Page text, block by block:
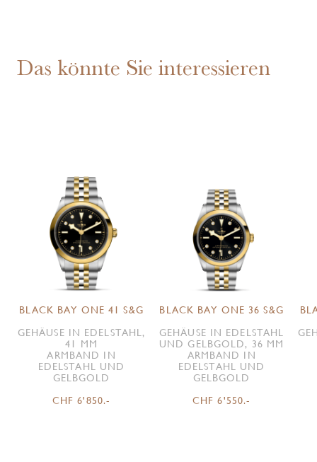
Das könnte Sie interessieren
BLACK BAY ONE 41 S&G
GEHÄUSE IN EDELSTAHL,
41 MM
ARMBAND IN
EDELSTAHL UND
GELBGOLD
CHF 6'850.-
BLACK BAY ONE 36 S&G
GEHÄUSE IN EDELSTAHL
UND GELBGOLD, 36 MM
ARMBAND IN
EDELSTAHL UND
GELBGOLD
CHF 6'550.-